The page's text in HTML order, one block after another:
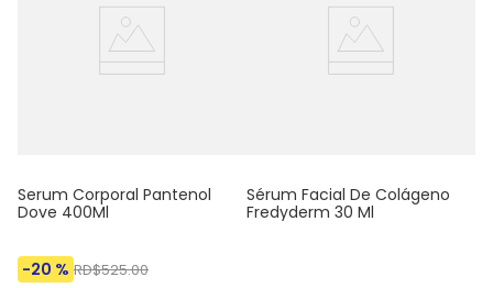
Serum Corporal Pantenol
Dove 400Ml
-20 % RD$525.00
Sérum Facial De Colágeno
Fredyderm 30 Ml